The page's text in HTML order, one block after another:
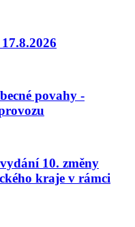
povahy -
10. změny
kraje v rámci